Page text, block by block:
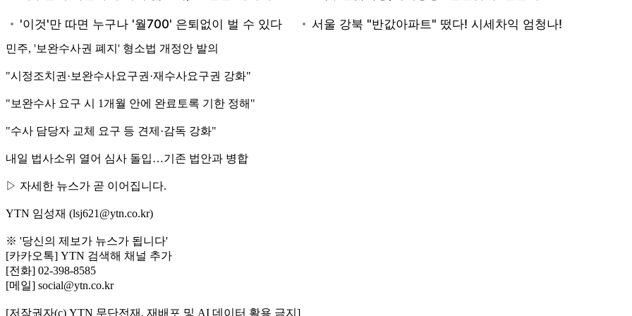
민주, '보완수사권 폐지' 형소법 개정안 발의
"시정조치권·보완수사요구권·재수사요구권 강화"
"보완수사 요구 시 1개월 안에 완료토록 기한 정해"
"수사 담당자 교체 요구 등 견제·감독 강화"
내일 법사소위 열어 심사 돌입…기존 법안과 병합
▷ 자세한 뉴스가 곧 이어집니다.
YTN 임성재 (lsj621@ytn.co.kr)
※ '당신의 제보가 뉴스가 됩니다'
[카카오톡] YTN 검색해 채널 추가
[전화] 02-398-8585
[메일] social@ytn.co.kr
[저작권자(c) YTN 무단전재, 재배포 및 AI 데이터 활용 금지]